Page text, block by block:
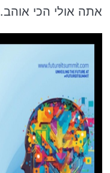
אתה אולי הכי אוהב.